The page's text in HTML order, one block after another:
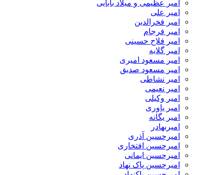
امیر عظیمی و میلاد بابایی
امیر علی
امیر فخرالدین
امیر فرجام
امیر فلاح حسینی
امیر گلایه
امیر مسعود امیری
امیر مسعود صدیق
امیر نشاطی
امیر نعیمی
امیر وکیلی
امیر یاوری
امیر یگانه
امیربهادر
امیرحسین آذری
امیرحسین افتخاری
امیرحسین ایمانی
امیرحسین پاک نهاد